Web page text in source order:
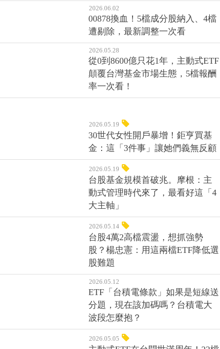
買才是關鍵布局？
00878換血！5檔成分股納入、4檔
遭剔除，最新調整一次看
2026.05.28
從0到8600億只花1年，主動式ETF
率一次看！
30世代女性開戶暴增！鉅亨買基
金：這「3件事」讓她們義無反顧
2026.05.19
台股基金規模首破兆。摩根：主
動式管理時代來了，最看好這「4
大主軸」
台股4萬2高檔震盪，想抓強勢
股？楊忠憲：用這兩檔ETF降低選
股難題
ETF「台積電條款」如果是短線送